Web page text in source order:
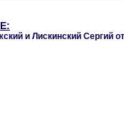
и Лискинский Сергий